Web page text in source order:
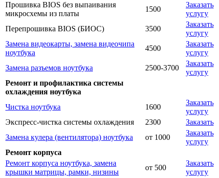
Прошивка BIOS без выпаивания
микросхемы из платы
1500
Заказать
услугу
Перепрошивка BIOS (БИОС)
3500
Заказать
услугу
Замена видеокарты, замена видеочипа
ноутбука
4500
Заказать
услугу
Замена разъемов ноутбука
2500-3700
Заказать
услугу
Ремонт и профилактика системы
охлаждения ноутбука
Чистка ноутбука
1600
Заказать
услугу
Экспресс-чистка системы охлаждения
2300
Заказать
Замена кулера (вентилятора) ноутбука
от 1000
Заказать
услугу
Ремонт корпуса
Ремонт корпуса ноутбука, замена
крышки матрицы, рамки, низины
от 500
Заказать
услугу